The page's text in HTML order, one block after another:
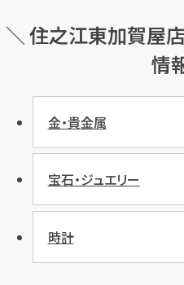
＼ 住之江東加賀屋
情
金・貴金属
宝石・ジュエリー
時計